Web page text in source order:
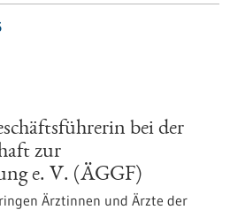
bei der
zur
e. V. (ÄGGF)
Ärztinnen und Ärzte der